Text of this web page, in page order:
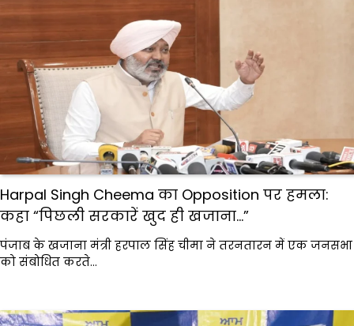
Harpal Singh Cheema का Opposition पर हमला:
कहा “पिछली सरकारें खुद ही खजाना…”
पंजाब के खजाना मंत्री हरपाल सिंह चीमा ने तरनतारन में एक जनसभा
को संबोधित करते…